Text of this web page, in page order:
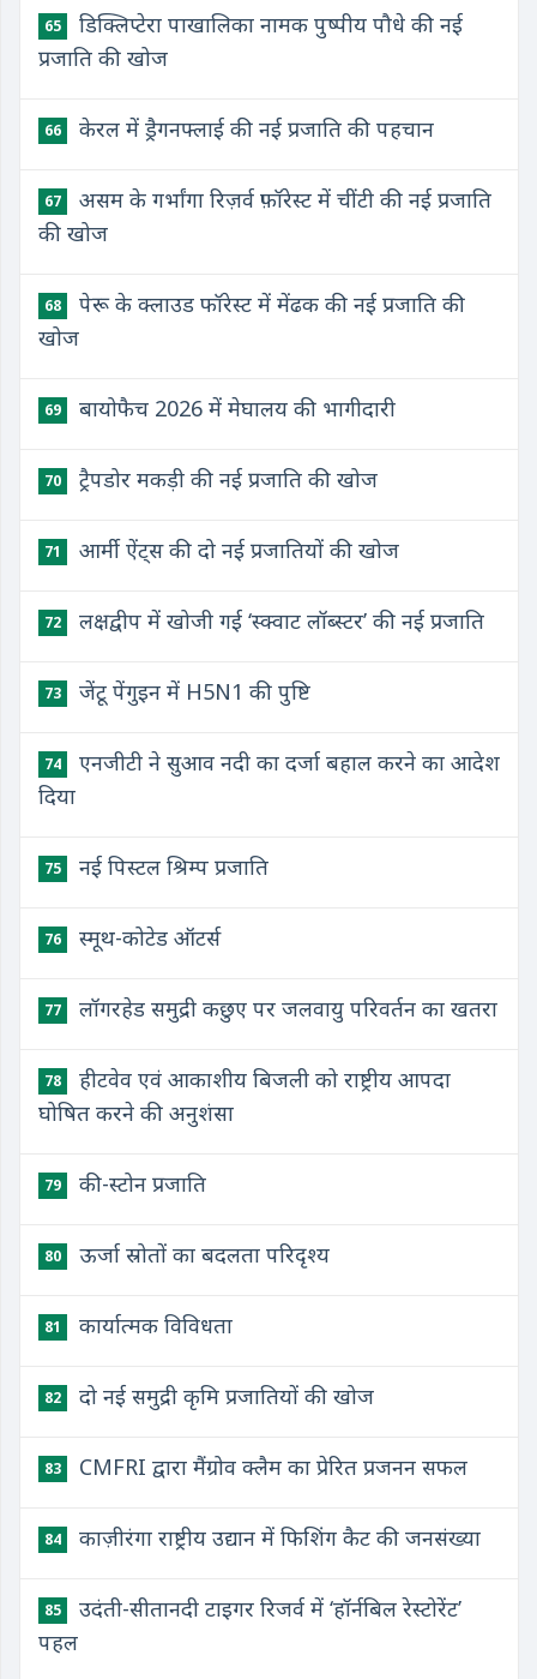
65
डिक्लिप्टेरा पाखालिका नामक पुष्पीय पौधे की नई
प्रजाति की खोज
66 केरल में ड्रैगनफ्लाई की नई प्रजाति की पहचान
67
असम के गर्भांगा रिज़र्व फ़ॉरेस्ट में चींटी की नई प्रजाति
की खोज
68
पेरू के क्लाउड फॉरेस्ट में मेंढक की नई प्रजाति की
खोज
69 बायोफैच 2026 में मेघालय की भागीदारी
70 ट्रैपडोर मकड़ी की नई प्रजाति की खोज
71 आर्मी ऐंट्स की दो नई प्रजातियों की खोज
72 लक्षद्वीप में खोजी गई ‘स्क्वाट लॉब्स्टर’ की नई प्रजाति
73 जेंटू पेंगुइन में H5N1 की पुष्टि
74
एनजीटी ने सुआव नदी का दर्जा बहाल करने का आदेश
दिया
75 नई पिस्टल श्रिम्प प्रजाति
76 स्मूथ-कोटेड ऑटर्स
77 लॉगरहेड समुद्री कछुए पर जलवायु परिवर्तन का खतरा
78
हीटवेव एवं आकाशीय बिजली को राष्ट्रीय आपदा
घोषित करने की अनुशंसा
79 की-स्टोन प्रजाति
80 ऊर्जा स्रोतों का बदलता परिदृश्य
81 कार्यात्मक विविधता
82 दो नई समुद्री कृमि प्रजातियों की खोज
83 CMFRI द्वारा मैंग्रोव क्लैम का प्रेरित प्रजनन सफल
84 काज़ीरंगा राष्ट्रीय उद्यान में फिशिंग कैट की जनसंख्या
85
उदंती-सीतानदी टाइगर रिजर्व में ‘हॉर्नबिल रेस्टोरेंट’
पहल